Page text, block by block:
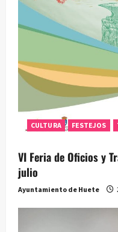
CULTURA FESTEJOS
VI Feria de Oficios y
julio
Ayuntamiento de Huete